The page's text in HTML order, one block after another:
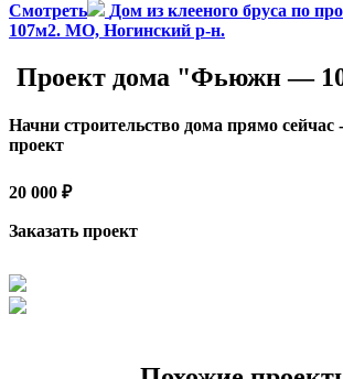
Смотреть
Дом из клееного бруса по
107м2. МО, Ногинский р-н.
Проект дома "Фьюжн —
Начни строительство дома прямо сейчас
проект
20 000 ₽
Заказать проект